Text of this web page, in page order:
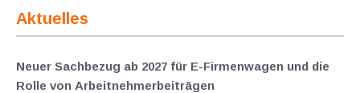
Aktuelles
Neuer Sachbezug ab 2027 für E-Firmenwagen und die
Rolle von Arbeitnehmer​­beiträgen